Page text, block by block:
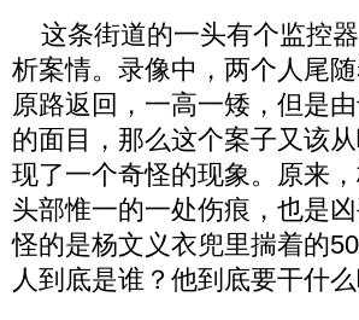
这条街道的一头有个监控
析案情。录像中，两个人尾
原路返回，一高一矮，但是
的面目，那么这个案子又该
现了一个奇怪的现象。原来
头部惟一的一处伤痕，也是
怪的是杨文义衣兜里揣着的
人到底是谁？他到底要干什么